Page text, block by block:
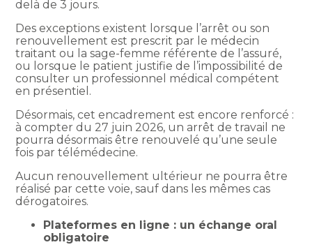
delà de 3 jours.
Des exceptions existent lorsque l’arrêt ou son
renouvellement est prescrit par le médecin
traitant ou la sage-femme référente de l’assuré,
ou lorsque le patient justifie de l’impossibilité de
consulter un professionnel médical compétent
en présentiel.
Désormais, cet encadrement est encore renforcé :
à compter du 27 juin 2026, un arrêt de travail ne
pourra désormais être renouvelé qu’une seule
fois par télémédecine.
Aucun renouvellement ultérieur ne pourra être
réalisé par cette voie, sauf dans les mêmes cas
dérogatoires.
Plateformes en ligne : un échange oral
obligatoire